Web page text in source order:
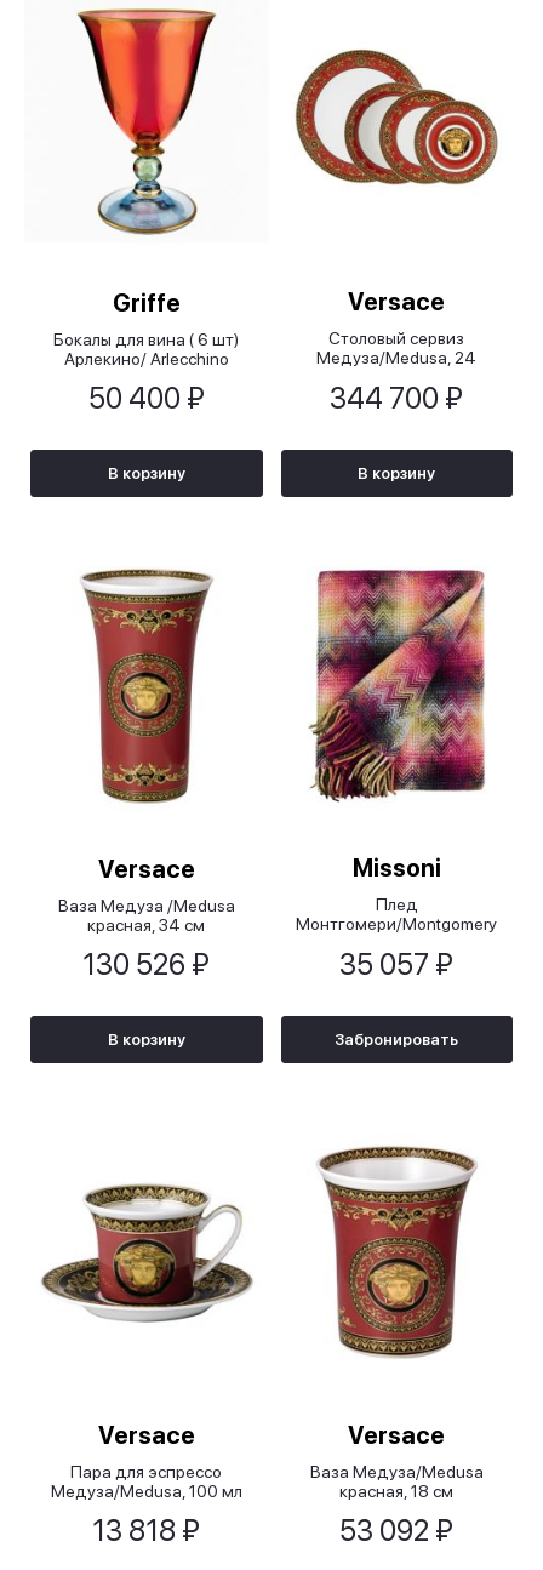
Griffe
Бокалы для вина ( 6 шт)
Арлекино/ Arlecchino
50 400 ₽
В корзину
Versace
Столовый сервиз
Медуза/Medusa, 24
344 700 ₽
В корзину
Versace
Ваза Медуза /Medusa
красная, 34 см
130 526 ₽
В корзину
Missoni
Плед
Монтгомери/Montgomery
35 057 ₽
Забронировать
Versace
Пара для эспрессо
Медуза/Medusa, 100 мл
13 818 ₽
Versace
Ваза Медуза/Medusa
красная, 18 см
53 092 ₽